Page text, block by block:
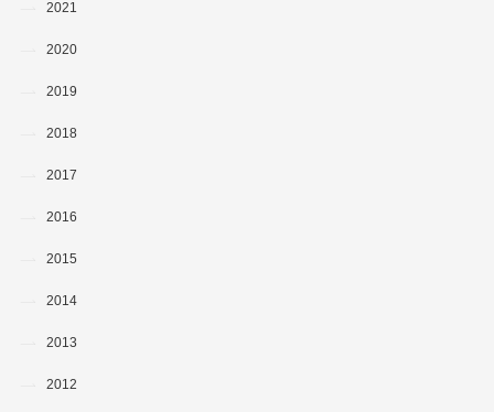
2021
2020
2019
2018
2017
2016
2015
2014
2013
2012